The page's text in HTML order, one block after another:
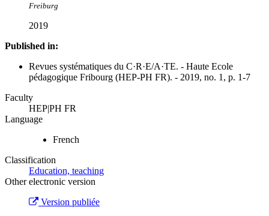
Freiburg
2019
Published in:
Revues systématiques du C·R·E/A·TE. - Haute Ecole
pédagogique Fribourg (HEP-PH FR). - 2019, no. 1, p. 1-7
Faculty
HEP|PH FR
Language
French
Classification
Education, teaching
Other electronic version
Version publiée